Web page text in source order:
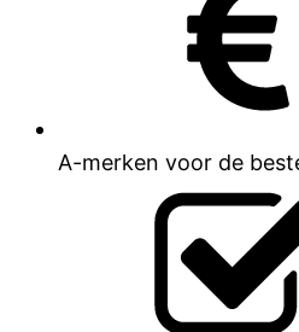
A-merken voor de